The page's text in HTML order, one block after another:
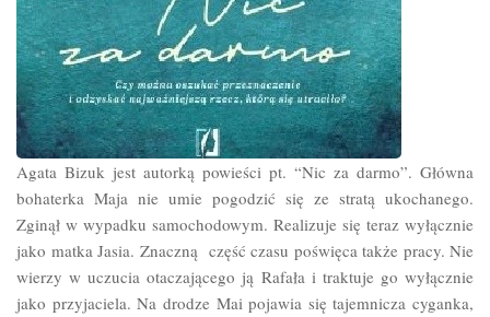
Agata Bizuk jest autorką powieści pt. “Nic za darmo”. Główna
bohaterka Maja nie umie pogodzić się ze stratą ukochanego.
Zginął w wypadku samochodowym. Realizuje się teraz wyłącznie
jako matka Jasia. Znaczną część czasu poświęca także pracy. Nie
wierzy w uczucia otaczającego ją Rafała i traktuje go wyłącznie
jako przyjaciela. Na drodze Mai pojawia się tajemnicza cyganka,